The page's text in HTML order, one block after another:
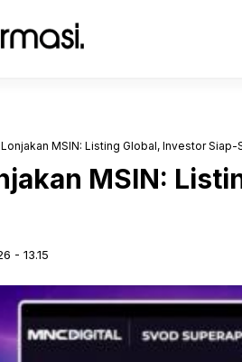
MSIN: Listing Global, Investor Siap-
MSIN:
- 13.15